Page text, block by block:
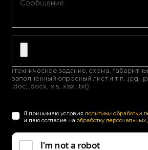
(техническое задание, схема,
заполненный опросный лист и т.п. .jpg,
.doc, .docx, .xls, .xlsx, .txt)
Я принимаю условия политики обработки
и даю согласие на обработку